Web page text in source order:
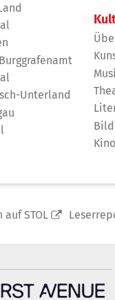
Unterland
auf STOL